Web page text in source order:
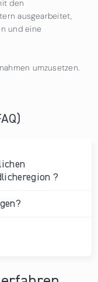
den
ausgearbeitet,
und eine
umzusetzen.
?